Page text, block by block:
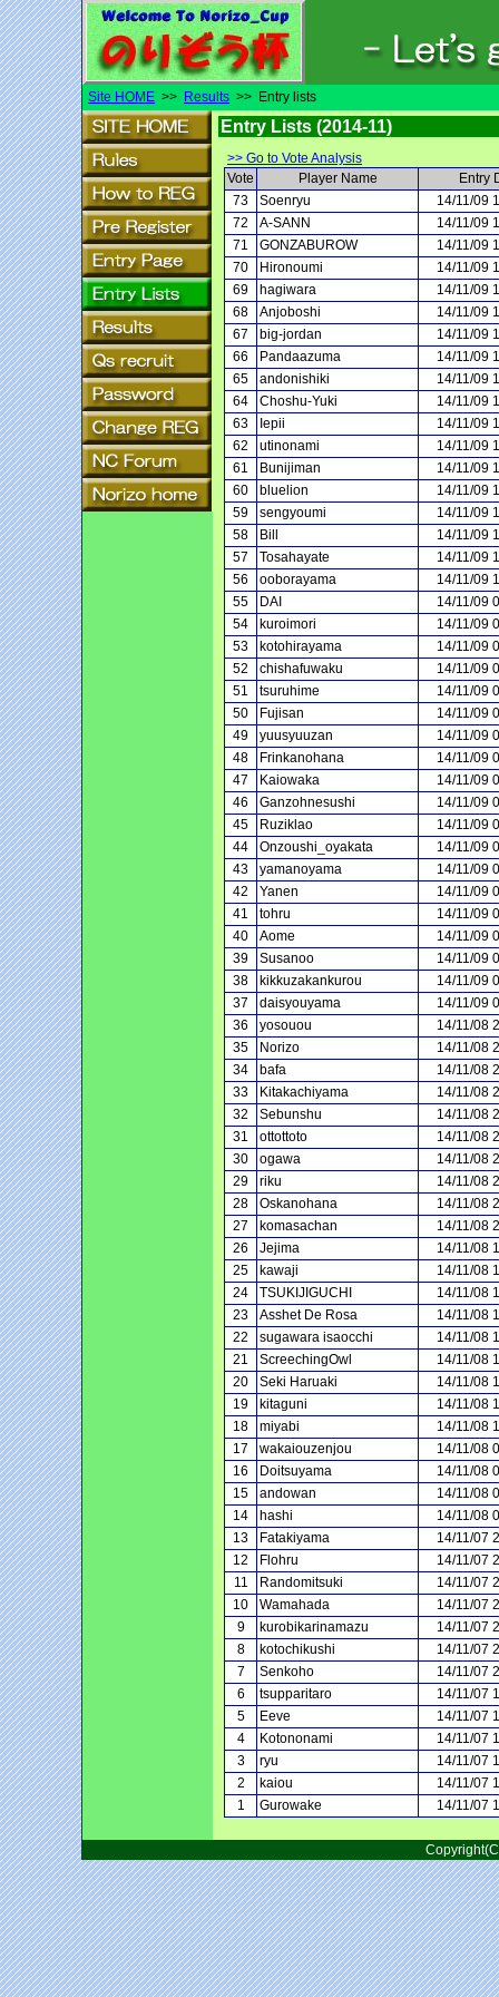
Site HOME >> Results >> Entry lists
Entry Lists (2014-11)
>> Go to Vote Analysis
Vote
Player Name
Entry
73
Soenryu
14/11/09
72
A-SANN
14/11/09
71
GONZABUROW
14/11/09
70
Hironoumi
14/11/09
69
hagiwara
14/11/09
68
Anjoboshi
14/11/09
67
big-jordan
14/11/09
66
Pandaazuma
14/11/09
65
andonishiki
14/11/09
64
Choshu-Yuki
14/11/09
63
Iepii
14/11/09
62
utinonami
14/11/09
61
Bunijiman
14/11/09
60
bluelion
14/11/09
59
sengyoumi
14/11/09
58
Bill
14/11/09
57
Tosahayate
14/11/09
56
ooborayama
14/11/09
55
DAI
14/11/09
54
kuroimori
14/11/09
53
kotohirayama
14/11/09
52
chishafuwaku
14/11/09
51
tsuruhime
14/11/09
50
Fujisan
14/11/09
49
yuusyuuzan
14/11/09
48
Frinkanohana
14/11/09
47
Kaiowaka
14/11/09
46
Ganzohnesushi
14/11/09
45
Ruziklao
14/11/09
44
Onzoushi_oyakata
14/11/09
43
yamanoyama
14/11/09
42
Yanen
14/11/09
41
tohru
14/11/09
40
Aome
14/11/09
39
Susanoo
14/11/09
38
kikkuzakankurou
14/11/09
37
daisyouyama
14/11/09
36
yosouou
14/11/08
35
Norizo
14/11/08
34
bafa
14/11/08
33
Kitakachiyama
14/11/08
32
Sebunshu
14/11/08
31
ottottoto
14/11/08
30
ogawa
14/11/08
29
riku
14/11/08
28
Oskanohana
14/11/08
27
komasachan
14/11/08
26
Jejima
14/11/08
25
kawaji
14/11/08
24
TSUKIJIGUCHI
14/11/08
23
Asshet De Rosa
14/11/08
22
sugawara isaocchi
14/11/08
21
ScreechingOwl
14/11/08
20
Seki Haruaki
14/11/08
19
kitaguni
14/11/08
18
miyabi
14/11/08
17
wakaiouzenjou
14/11/08
16
Doitsuyama
14/11/08
15
andowan
14/11/08
14
hashi
14/11/08
13
Fatakiyama
14/11/07
12
Flohru
14/11/07
11
Randomitsuki
14/11/07
10
Wamahada
14/11/07
9
kurobikarinamazu
14/11/07
8
kotochikushi
14/11/07
7
Senkoho
14/11/07
6
tsupparitaro
14/11/07
5
Eeve
14/11/07
4
Kotononami
14/11/07
3
ryu
14/11/07
2
kaiou
14/11/07
1
Gurowake 14/11/07